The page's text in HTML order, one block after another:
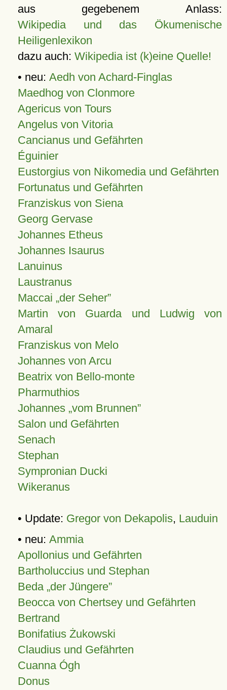
aus gegebenem Anlass:
Wikipedia und das Ökumenische
Heiligenlexikon
dazu auch: Wikipedia ist (k)eine Quelle!
• neu: Aedh von Achard-Finglas
Maedhog von Clonmore
Agericus von Tours
Angelus von Vitoria
Cancianus und Gefährten
Éguinier
Eustorgius von Nikomedia und Gefährten
Fortunatus und Gefährten
Franziskus von Siena
Georg Gervase
Johannes Etheus
Johannes Isaurus
Lanuinus
Laustranus
Maccai „der Seher”
Martin von Guarda und Ludwig von
Amaral
Franziskus von Melo
Johannes von Arcu
Beatrix von Bello-monte
Pharmuthios
Johannes vom Brunnen
Salon und Gefährten
Senach
Stephan
Sympronian Ducki
Wikeranus
• Update: Gregor von Dekapolis, Lauduin
• neu: Ammia
Apollonius und Gefährten
Bartholuccius und Stephan
Beda „der Jüngere”
Beocca von Chertsey und Gefährten
Bertrand
Bonifatius Żukowski
Claudius und Gefährten
Cuanna Ógh
Donus